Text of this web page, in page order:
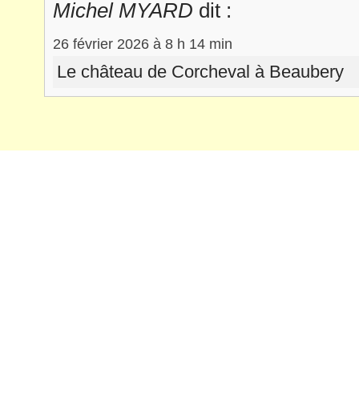
Michel MYARD dit :
26 février 2026 à 8 h 14 min
Le château de Corcheval à Beaubery